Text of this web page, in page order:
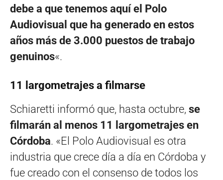
debe a que tenemos aquí el Polo
Audiovisual que ha generado en estos
años más de 3.000 puestos de trabajo
genuinos«.
11 largometrajes a filmarse
Schiaretti informó que, hasta octubre, se
filmarán al menos 11 largometrajes en
Córdoba. «El Polo Audiovisual es otra
industria que crece día a día en Córdoba y
fue creado con el consenso de todos los